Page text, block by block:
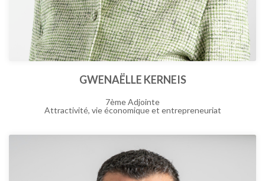
GWENAËLLE KERNEIS
7ème Adjointe
Attractivité, vie économique et entrepreneuriat